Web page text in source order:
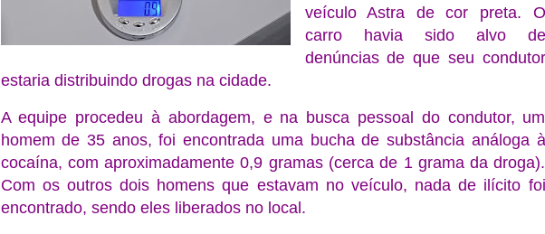
veículo Astra de cor preta. O
carro havia sido alvo de
denúncias de que seu condutor
estaria distribuindo drogas na cidade.
A equipe procedeu à abordagem, e na busca pessoal do condutor, um
homem de 35 anos, foi encontrada uma bucha de substância análoga à
cocaína, com aproximadamente 0,9 gramas (cerca de 1 grama da droga).
Com os outros dois homens que estavam no veículo, nada de ilícito foi
encontrado, sendo eles liberados no local.